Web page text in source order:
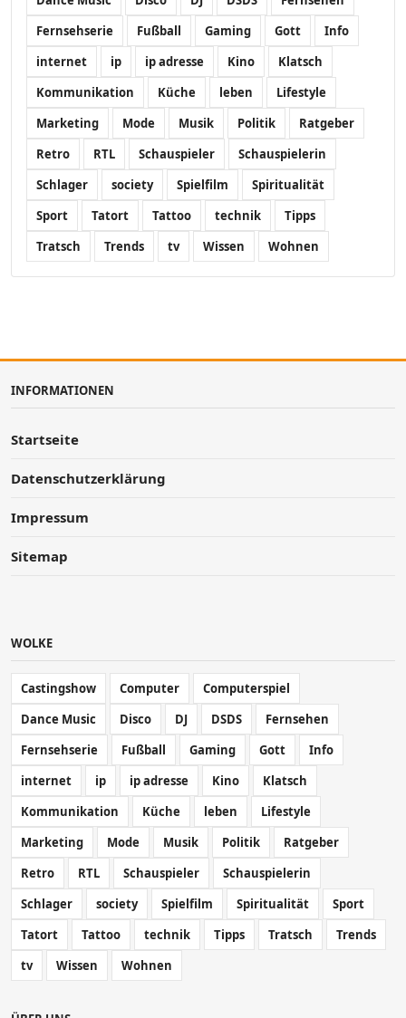
Fernsehserie
Fußball Gaming Gott
Info
internet
ip ip adresse Kino
Klatsch
Kommunikation
Küche leben
Lifestyle
Marketing
Mode Musik Politik
Ratgeber
Retro
RTL Schauspieler
Schauspielerin
Schlager
society Spielfilm
Spiritualität
Sport
Tatort Tattoo technik
Tipps
Tratsch
Trends tv Wissen Wohnen
INFORMATIONEN
Startseite
Datenschutzerklärung
Impressum
Sitemap
WOLKE
Castingshow Computer
Computerspiel
Dance Music
Disco DJ DSDS
Fernsehen
Fernsehserie
Fußball Gaming Gott
Info
internet
ip ip adresse Kino
Klatsch
Kommunikation
Küche leben
Lifestyle
Marketing
Mode Musik Politik
Ratgeber
Retro
RTL Schauspieler
Schauspielerin
Schlager
society Spielfilm Spiritualität
Sport
Tatort
Tattoo technik Tipps Tratsch
Trends
tv
Wissen Wohnen